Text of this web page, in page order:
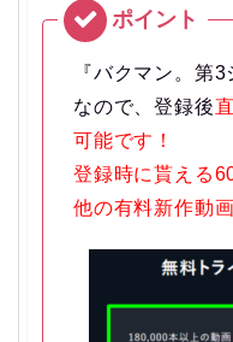
『バクマン。第
なので、登録後
可能です！
登録時に貰える
他の有料新作動